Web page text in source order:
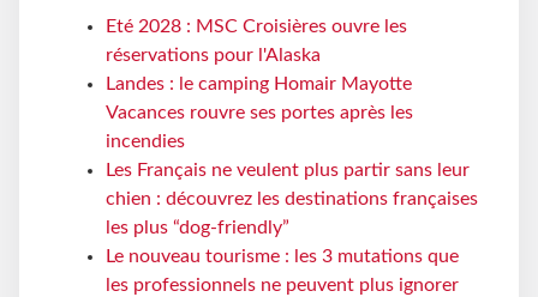
Eté 2028 : MSC Croisières ouvre les
réservations pour l'Alaska
Landes : le camping Homair Mayotte
Vacances rouvre ses portes après les
incendies
Les Français ne veulent plus partir sans leur
chien : découvrez les destinations françaises
les plus “dog-friendly”
Le nouveau tourisme : les 3 mutations que
les professionnels ne peuvent plus ignorer